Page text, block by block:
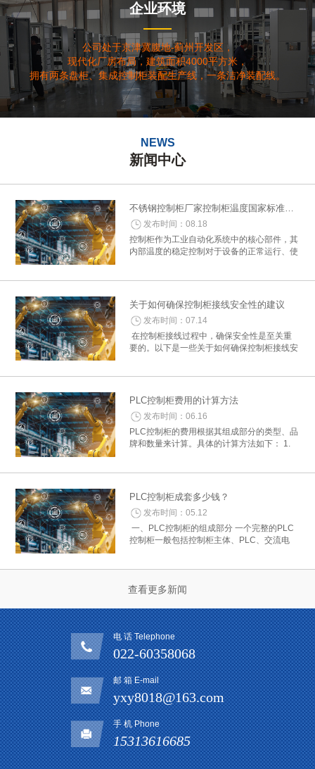
企业环境
公司处于京津冀腹地-蓟州开发区，
现代化厂房布局，建筑面积4000平方米，
拥有两条盘柜、集成控制柜装配生产线，一条洁净装配线。
NEWS
新闻中心
不锈钢控制柜厂家控制柜温度国家标准概述
发布时间：08.18
控制柜作为工业自动化系统中的核心部件，其
内部温度的稳定控制对于设备的正常运行、使
关于如何确保控制柜接线安全性的建议
发布时间：07.14
在控制柜接线过程中，确保安全性是至关重
要的。以下是一些关于如何确保控制柜接线安
PLC控制柜费用的计算方法
发布时间：06.16
PLC控制柜的费用根据其组成部分的类型、品
牌和数量来计算。具体的计算方法如下： 1.
PLC控制柜成套多少钱？
发布时间：05.12
一、PLC控制柜的组成部分 一个完整的PLC
控制柜一般包括控制柜主体、PLC、交流电
查看更多新闻
电 话 Telephone
022-60358068
邮 箱 E-mail
yxy8018@163.com
手 机 Phone
15313616685